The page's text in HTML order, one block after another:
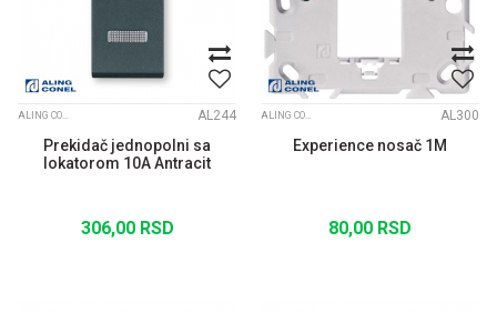
ALING CONEL MODULI MODE ANTRACIT AL244
Prekidač jednopolni sa
lokatorom 10A Antracit
306,00 RSD
ALING CONEL MASKE I NOSEĆI RAMOVI EXPERIENCE AL300
Experience nosač 1M
80,00 RSD